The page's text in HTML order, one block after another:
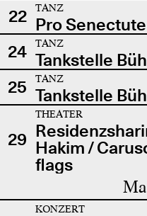
22
TANZ
Pro
24
TANZ
Tankstelle
25
TANZ
Tankstelle
29
THEATER
Hakim /
flags
KONZERT